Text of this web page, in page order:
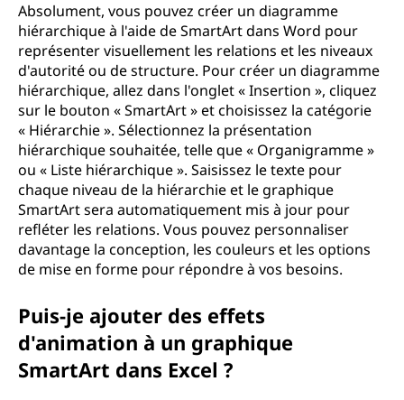
Absolument, vous pouvez créer un diagramme
hiérarchique à l'aide de SmartArt dans Word pour
représenter visuellement les relations et les niveaux
d'autorité ou de structure. Pour créer un diagramme
hiérarchique, allez dans l'onglet « Insertion », cliquez
sur le bouton « SmartArt » et choisissez la catégorie
« Hiérarchie ». Sélectionnez la présentation
hiérarchique souhaitée, telle que « Organigramme »
ou « Liste hiérarchique ». Saisissez le texte pour
chaque niveau de la hiérarchie et le graphique
SmartArt sera automatiquement mis à jour pour
refléter les relations. Vous pouvez personnaliser
davantage la conception, les couleurs et les options
de mise en forme pour répondre à vos besoins.
Puis-je ajouter des effets
d'animation à un graphique
SmartArt dans Excel ?